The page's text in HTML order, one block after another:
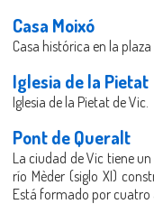
Casa Moixó
Casa histórica en la plaza
Iglesia de la Pietat
Iglesia de la Pietat de Vic.
Pont de Queralt
La ciudad de Vic tiene
río Mèder (siglo XI)
Está formado por cuatro